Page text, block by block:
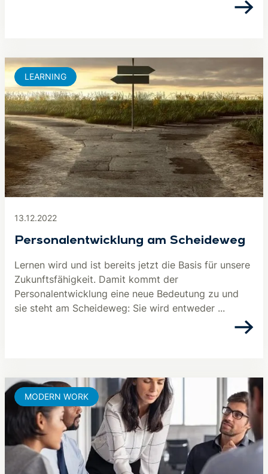
13.12.2022
Personalentwicklung am Scheideweg
Lernen wird und ist bereits jetzt die Basis für unsere
Zukunftsfähigkeit. Damit kommt der
Personalentwicklung eine neue Bedeutung zu und
sie steht am Scheideweg: Sie wird entweder ...
LEARNING
MODERN WORK